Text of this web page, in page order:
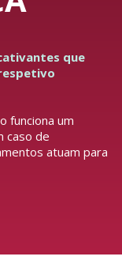
que
funciona um
caso de
atuam para